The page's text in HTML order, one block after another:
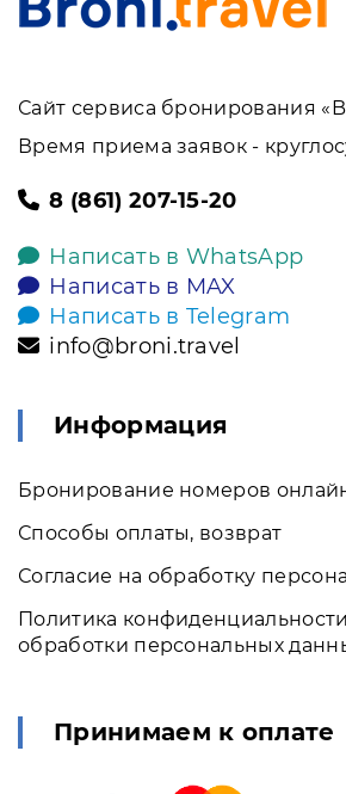
Сайт сервиса бронирования
Время приема заявок -
8 (861) 207-15-20
Написать в WhatsApp
Написать в MAX
Написать в Telegram
info@broni.travel
Информация
Бронирование номеров
Способы оплаты, возврат
Согласие на обработку
Политика
обработки персональных
Принимаем к оплате